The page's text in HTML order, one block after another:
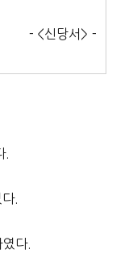
－<신당서>－
.
.
다.